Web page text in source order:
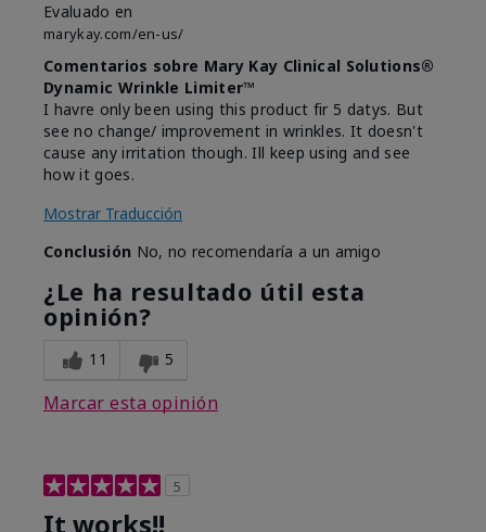
Evaluado en
marykay.com/en-us/
Comentarios sobre Mary Kay Clinical Solutions®
Dynamic Wrinkle Limiter™
I havre only been using this product fir 5 datys. But
see no change/ improvement in wrinkles. It doesn't
cause any irritation though. Ill keep using and see
how it goes.
Mostrar Traducción
Conclusión No, no recomendaría a un amigo
¿Le ha resultado útil esta
opinión?
11 5
Marcar esta opinión
5
It works!!